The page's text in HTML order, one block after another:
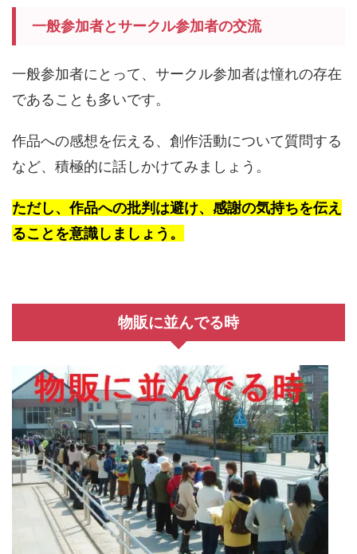
一般参加者とサークル参加者の交流
一般参加者にとって、サークル参加者は憧れの存在
であることも多いです。
作品への感想を伝える、創作活動について質問する
など、積極的に話しかけてみましょう。
ただし、作品への批判は避け、感謝の気持ちを伝え
ることを意識しましょう。
物販に並んでる時